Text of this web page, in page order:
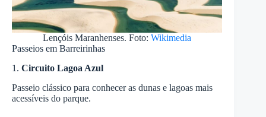
Lençóis Maranhenses. Foto:Wikimedia
Passeios em Barreirinhas
1. Circuito Lagoa Azul
Passeio clássico para conhecer as dunas e lagoas mais
acessíveis do parque.